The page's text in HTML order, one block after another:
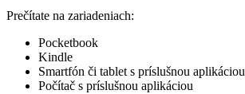
Prečítate na zariadeniach:
Pocketbook
Kindle
Smartfón či tablet s príslušnou aplikáciou
Počítač s príslušnou aplikáciou